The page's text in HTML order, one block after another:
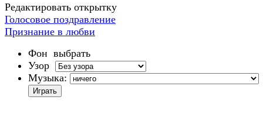
Редактировать открытку
Голосовое поздравление
Признание в любви
Фон выбрать
Узор
Музыка: